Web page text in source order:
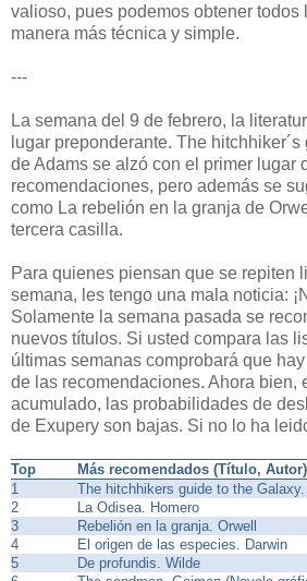
valioso, pues podemos obtener todos
manera más técnica y simple.
---
La semana del 9 de febrero, la
lugar preponderante. The
de Adams se alzó con el primer lugar
recomendaciones, pero además se
como La rebelión en la granja de
tercera casilla.
Para quienes piensan que se repiten
semana, les tengo una mala noticia:
Solamente la semana pasada se
nuevos títulos. Si usted compara las
últimas semanas comprobará que
de las recomendaciones. Ahora bien,
acumulado, las probabilidades de
de Exupery son bajas. Si no lo ha
Top Más recomendados (Título, Autor)
1
The hitchhikers guide to the Galaxy.
2
La Odisea. Homero
3
Rebelión en la granja. Orwell
4
El origen de las especies. Darwin
5
De profundis. Wilde